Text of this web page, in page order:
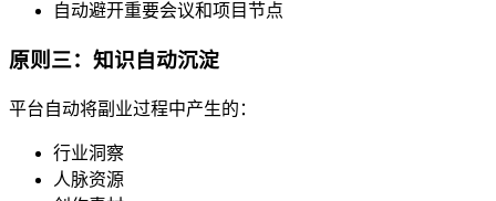
自动避开重要会议和项目节点
原则三：知识自动沉淀
平台自动将副业过程中产生的：
行业洞察
人脉资源